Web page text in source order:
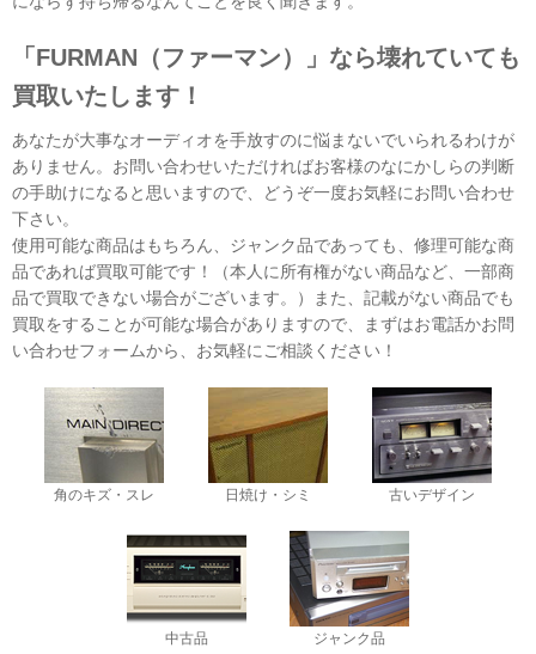
「FURMAN（ファーマン）」なら壊れていても
買取いたします！
あなたが大事なオーディオを手放すのに悩まないでいられるわけが
ありません。お問い合わせいただければお客様のなにかしらの判断
の手助けになると思いますので、どうぞ一度お気軽にお問い合わせ
下さい。
使用可能な商品はもちろん、ジャンク品であっても、修理可能な商
品であれば買取可能です！（本人に所有権がない商品など、一部商
品で買取できない場合がございます。）また、記載がない商品でも
買取をすることが可能な場合がありますので、まずはお電話かお問
い合わせフォームから、お気軽にご相談ください！
角のキズ・スレ 日焼け・シミ 古いデザイン
中古品 ジャンク品